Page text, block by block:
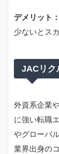
デメリット：
少ないとス
JACリク
外資系企業
に強い転職
やグローバ
業界出身の